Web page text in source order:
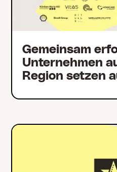
Gemeinsam
Unternehmen
Region setzen